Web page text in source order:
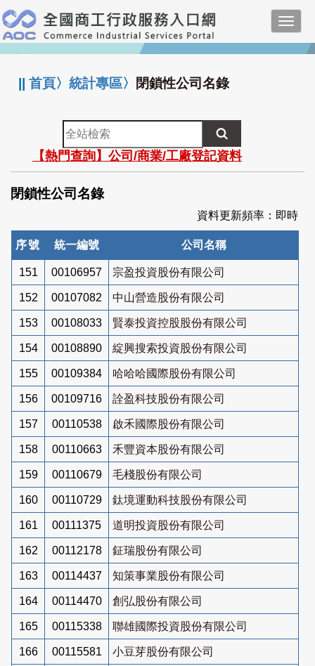
跳
到
主
要
:::
||首頁〉統計專區〉 閉鎖性公司名錄
全
站
檢
索
【熱門查詢】公司/商業/工廠登記資料
閉鎖性公司名錄
資料更新頻率：即時
序號 統一編號 公司名稱
151 00106957 宗盈投資股份有限公司
152 00107082 中山營造股份有限公司
153 00108033 賢泰投資控股股份有限公司
154 00108890 綻興搜索投資股份有限公司
155 00109384 哈哈哈國際股份有限公司
156 00109716 詮盈科技股份有限公司
157 00110538 啟禾國際股份有限公司
158 00110663 禾豐資本股份有限公司
159 00110679 毛棧股份有限公司
160 00110729 鈦境運動科技股份有限公司
161 00111375 道明投資股份有限公司
162 00112178 鉦瑞股份有限公司
163 00114437 知策事業股份有限公司
164 00114470 創弘股份有限公司
165 00115338 聯雄國際投資股份有限公司
166 00115581 小豆芽股份有限公司